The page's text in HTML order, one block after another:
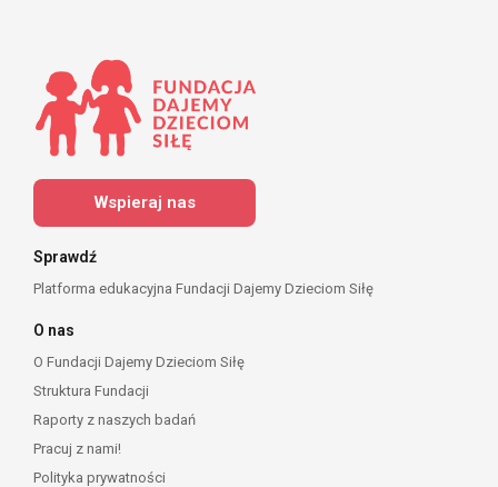
Wspieraj nas
Sprawdź
Platforma edukacyjna Fundacji Dajemy Dzieciom Siłę
O nas
O Fundacji Dajemy Dzieciom Siłę
Struktura Fundacji
Raporty z naszych badań
Pracuj z nami!
Polityka prywatności